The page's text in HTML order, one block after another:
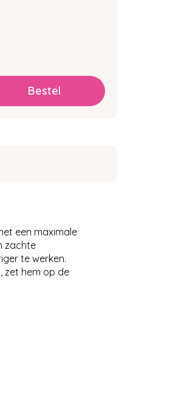
een maximale
zachte
te werken.
zet hem op de